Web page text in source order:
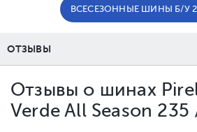
ВСЕСЕЗОННЫЕ ШИНЫ Б/У
ОТЗЫВЫ
Отзывы о шинах
Verde All Season 235